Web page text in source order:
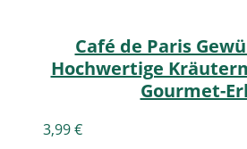
Café de Paris
Hochwertige
Gourmet-
3,99€